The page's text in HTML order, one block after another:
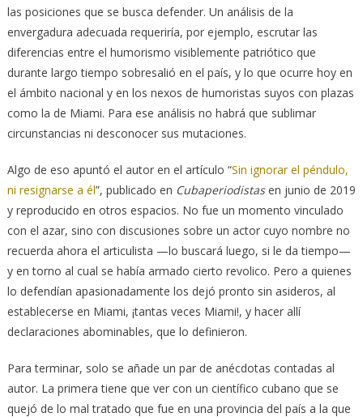
las posiciones que se busca defender. Un análisis de la
envergadura adecuada requeriría, por ejemplo, escrutar las
diferencias entre el humorismo visiblemente patriótico que
durante largo tiempo sobresalió en el país, y lo que ocurre hoy en
el ámbito nacional y en los nexos de humoristas suyos con plazas
como la de Miami. Para ese análisis no habrá que sublimar
circunstancias ni desconocer sus mutaciones.
Algo de eso apuntó el autor en el artículo “Sin ignorar el péndulo,
ni resignarse a él”, publicado en Cubaperiodistasen junio de 2019
y reproducido en otros espacios. No fue un momento vinculado
con el azar, sino con discusiones sobre un actor cuyo nombre no
recuerda ahora el articulista —lo buscará luego, si le da tiempo—
y en torno al cual se había armado cierto revolico. Pero a quienes
lo defendían apasionadamente los dejó pronto sin asideros, al
establecerse en Miami, ¡tantas veces Miami!, y hacer allí
declaraciones abominables, que lo definieron.
Para terminar, solo se añade un par de anécdotas contadas al
autor. La primera tiene que ver con un científico cubano que se
quejó de lo mal tratado que fue en una provincia del país a la que